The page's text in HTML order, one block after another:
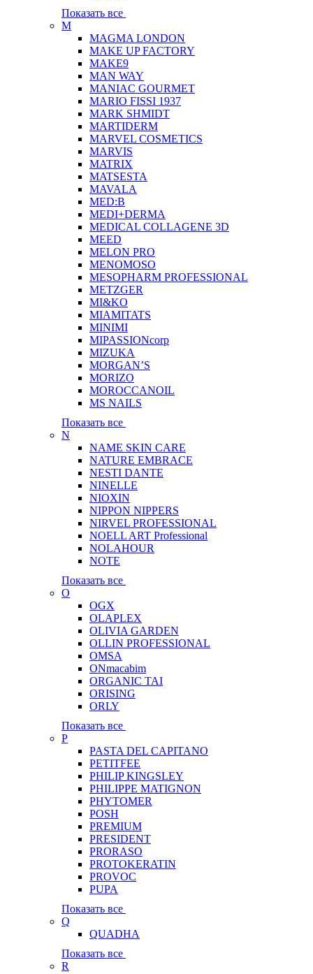
Показать все
M
MAGMA LONDON
MAKE UP FACTORY
MAKE9
MAN WAY
MANIAC GOURMET
MARIO FISSI 1937
MARK SHMIDT
MARTIDERM
MARVEL COSMETICS
MARVIS
MATRIX
MATSESTA
MAVALA
MED:B
MEDI+DERMA
MEDICAL COLLAGENE 3D
MEED
MELON PRO
MENOMOSO
MESOPHARM PROFESSIONAL
METZGER
MI&KO
MIAMITATS
MINIMI
MIPASSIONcorp
MIZUKA
MORGAN’S
MORIZO
MOROCCANOIL
MS NAILS
Показать все
N
NAME SKIN CARE
NATURE EMBRACE
NESTI DANTE
NINELLE
NIOXIN
NIPPON NIPPERS
NIRVEL PROFESSIONAL
NOELL ART Professional
NOLAHOUR
NOTE
Показать все
O
OGX
OLAPLEX
OLIVIA GARDEN
OLLIN PROFESSIONAL
OMSA
ONmacabim
ORGANIC TAI
ORISING
ORLY
Показать все
P
PASTA DEL CAPITANO
PETITFEE
PHILIP KINGSLEY
PHILIPPE MATIGNON
PHYTOMER
POSH
PREMIUM
PRESIDENT
PRORASO
PROTOKERATIN
PROVOC
PUPA
Показать все
Q
QUADHA
Показать все
R